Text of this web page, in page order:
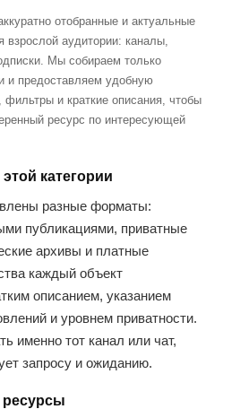
отобранные и актуальные
взрослой аудитории: каналы,
Мы собираем только
и предоставляем удобную
и краткие описания, чтобы
ресурс по интересующей
категории
разные форматы:
публикациями, приватные
архивы и платные
каждый объект
описанием, указанием
и уровнем приватности.
именно тот канал или чат,
запросу и ожиданию.